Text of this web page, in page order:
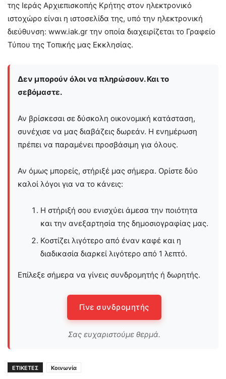
της Ιεράς Αρχιεπισκοπής Κρήτης στον ηλεκτρονικό
ιστοχώρο είναι η ιστοσελίδα της, υπό την ηλεκτρονική
διεύθυνση: www.iak.gr την οποία διαχειρίζεται το Γραφείο
Τύπου της Τοπικής μας Εκκλησίας.
Δεν μπορούν όλοι να πληρώσουν. Και το
σεβόμαστε.
Αν βρίσκεσαι σε δύσκολη οικονομική κατάσταση,
συνέχισε να μας διαβάζεις δωρεάν. Η ενημέρωση
πρέπει να παραμένει προσβάσιμη για όλους.
Αν όμως μπορείς, στήριξέ μας σήμερα. Ορίστε δύο
καλοί λόγοι για να το κάνεις:
Η στήριξή σου ενισχύει άμεσα την ποιότητα
και την ανεξαρτησία της δημοσιογραφίας μας.
Κοστίζει λιγότερο από έναν καφέ και η
διαδικασία διαρκεί λιγότερο από 1 λεπτό.
Επίλεξε σήμερα να γίνεις συνδρομητής ή δωρητής.
Γίνε συνδρομητής
Σας ευχαριστούμε θερμά.
ΕΤΙΚΕΤΕΣ Κοινωνία